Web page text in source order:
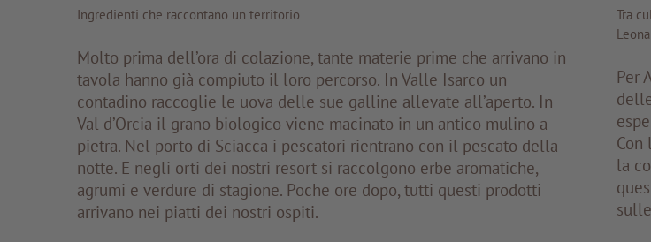
Ingredienti che raccontano un territorio
Molto prima dell’ora di colazione, tante materie prime che arrivano in
tavola hanno già compiuto il loro percorso. In Valle Isarco un
contadino raccoglie le uova delle sue galline allevate all’aperto. In
Val d’Orcia il grano biologico viene macinato in un antico mulino a
pietra. Nel porto di Sciacca i pescatori rientrano con il pescato della
notte. E negli orti dei nostri resort si raccolgono erbe aromatiche,
agrumi e verdure di stagione. Poche ore dopo, tutti questi prodotti
arrivano nei piatti dei nostri ospiti.
Tra
Per
la